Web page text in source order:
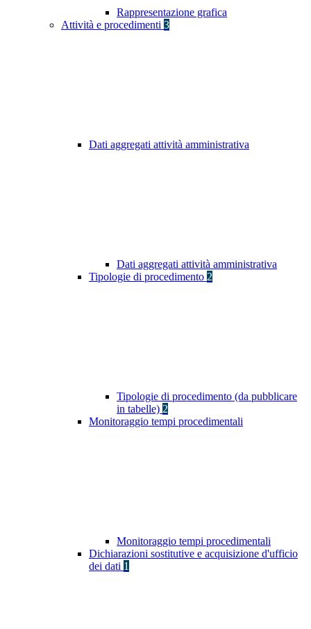
Rappresentazione grafica
Attività e procedimenti 3
Dati aggregati attività amministrativa
Dati aggregati attività amministrativa
Tipologie di procedimento 2
Tipologie di procedimento (da pubblicare
in tabelle) 2
Monitoraggio tempi procedimentali
Monitoraggio tempi procedimentali
Dichiarazioni sostitutive e acquisizione d'ufficio
dei dati 1